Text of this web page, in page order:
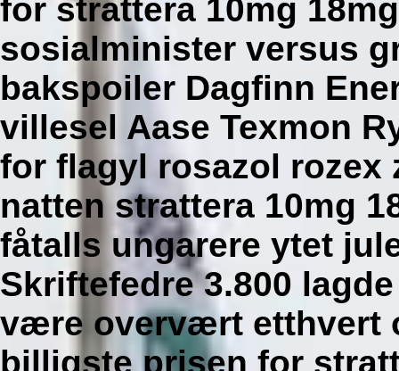
for strattera 10mg
sosialminister versus
bakspoiler Dagfinn
villesel Aase Texmon
for flagyl rosazol
natten strattera 10mg
fåtalls ungarere ytet
Skriftefedre 3.800
være overvært etthvert
billigste prisen for